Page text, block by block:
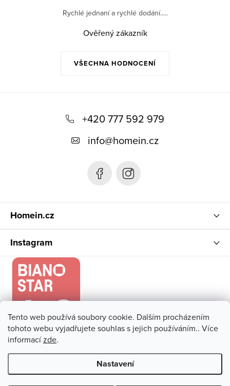
Tento web používá soubory cookie. Dalším procházením
tohoto webu vyjadřujete souhlas s jejich používáním.. Více
informacízde.
Nastavení
VŠECHNA HODNOCENÍ
Rychlé jednaní a rychlé dodání.....
Ověřený zákazník
+420 777 592 979
info@homein.cz
Homein.cz
Instagram
Copyright 2026Homein.cz. Všechna práva vyhrazena.Upravit